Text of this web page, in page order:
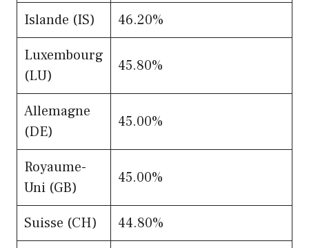
Islande (IS)
46.20%
Luxembourg
(LU)
45.80%
Allemagne
(DE)
45.00%
Royaume-
Uni (GB)
45.00%
Suisse (CH)
44.80%